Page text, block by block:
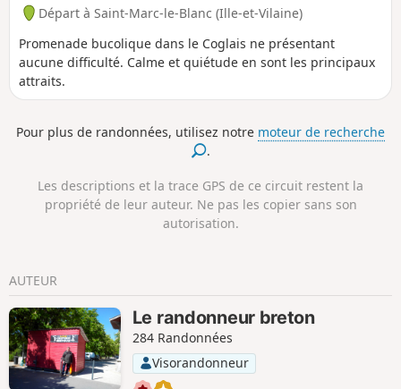
Départ à Saint-Marc-le-Blanc (Ille-et-Vilaine)
Promenade bucolique dans le Coglais ne présentant
aucune difficulté. Calme et quiétude en sont les principaux
attraits.
Pour plus de randonnées, utilisez notre moteur de recherche
.
Les descriptions et la trace GPS de ce circuit restent la
propriété de leur auteur. Ne pas les copier sans son
autorisation.
AUTEUR
Le randonneur breton
284 Randonnées
Visorandonneur